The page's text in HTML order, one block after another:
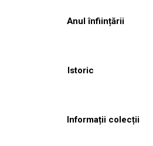
Anul înființării
Istoric
Informații colecții